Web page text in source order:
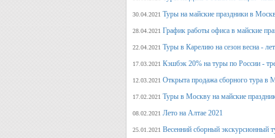
30.04.2021 Туры на майские праздники в
28.04.2021 График работы офиса в майские
22.04.2021 Туры в Карелию на сезон весна -
17.03.2021 Кэшбэк 20% на туры по России -
12.03.2021 Открыта продажа сборного тура в
17.02.2021 Туры в Москву на майские
08.02.2021 Лето на Алтае 2021
25.01.2021 Весенний сборный экскурсионный